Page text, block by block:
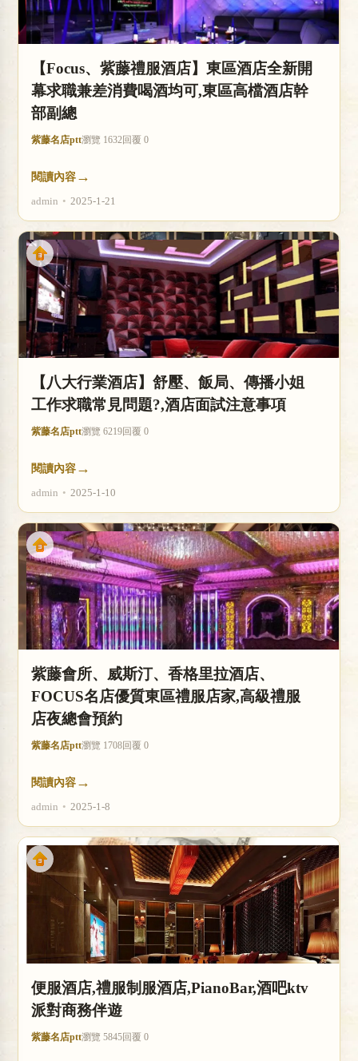
【Focus、紫藤禮服酒店】東區酒店全新開
幕求職兼差消費喝酒均可,東區高檔酒店幹
部副總
紫藤名店ptt瀏覽 1632回覆 0
閱讀內容 →
admin • 2025-1-21
【八大行業酒店】舒壓、飯局、傳播小姐
工作求職常見問題?,酒店面試注意事項
紫藤名店ptt瀏覽 6219回覆 0
閱讀內容 →
admin • 2025-1-10
紫藤會所、威斯汀、香格里拉酒店、
FOCUS名店優質東區禮服店家,高級禮服
店夜總會預約
紫藤名店ptt瀏覽 1708回覆 0
閱讀內容 →
admin • 2025-1-8
便服酒店,禮服制服酒店,PianoBar,酒吧ktv
派對商務伴遊
紫藤名店ptt瀏覽 5845回覆 0